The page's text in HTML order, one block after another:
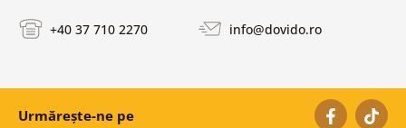
+40 37 710 2270 info@dovido.ro
Urmărește-ne pe